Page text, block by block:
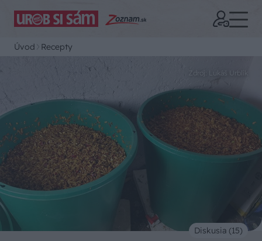
Úvod Recepty
Zdroj: Lukáš Urblík
Diskusia (15)